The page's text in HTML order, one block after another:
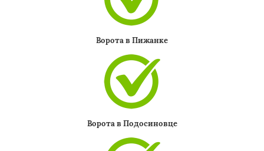
Ворота в Пижанке
Ворота в Подосиновце